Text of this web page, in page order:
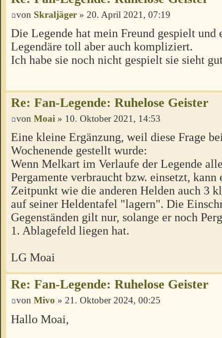
von Skraljäger » 20. April 2021, 07:19
Die Legende hat mein Freund gespielt und
Legendäre toll aber auch kompliziert.
Ich habe sie noch nicht gespielt sie sieht
Re: Fan-Legende: Ruhelose Geister
von Moai » 10. Oktober 2021, 14:53
Eine kleine Ergänzung, weil diese Frage
Wochenende gestellt wurde:
Wenn Melkart im Verlaufe der Legende
Pergamente verbraucht bzw. einsetzt, kann
Zeitpunkt wie die anderen Helden auch 3
auf seiner Heldentafel "lagern". Die
Gegenständen gilt nur, solange er noch
1. Ablagefeld liegen hat.
LG Moai
Re: Fan-Legende: Ruhelose Geister
von Mivo » 21. Oktober 2024, 00:25
Hallo Moai,